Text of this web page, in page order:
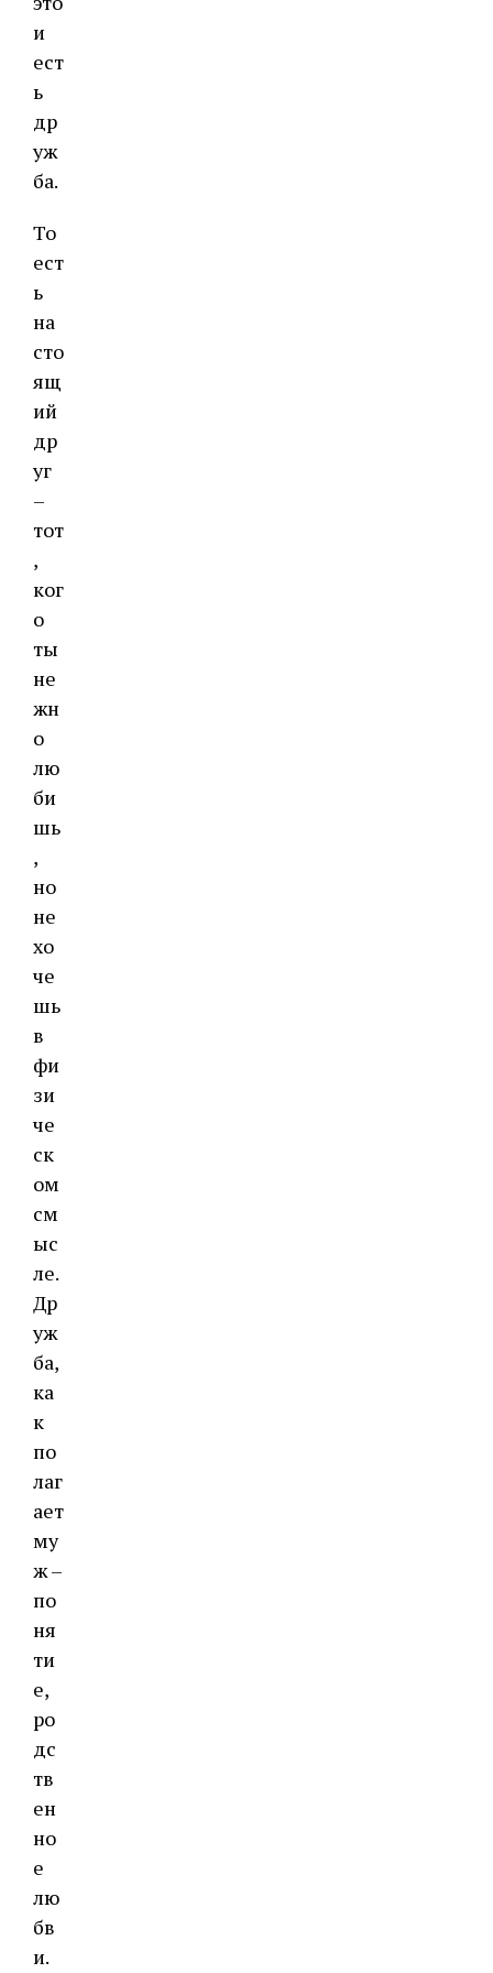
и
ест
ь
др
уж
ба.
То
ест
ь
на
сто
ящ
ий
др
уг
–
тот
,
ког
о
ты
не
жн
о
лю
би
шь
,
но
не
хо
че
шь
в
фи
зи
че
ск
ом
см
ыс
ле.
Др
уж
ба,
ка
к
по
лаг
ает
му
ж –
по
ня
ти
е,
ро
дс
тв
ен
но
е
лю
бв
и.